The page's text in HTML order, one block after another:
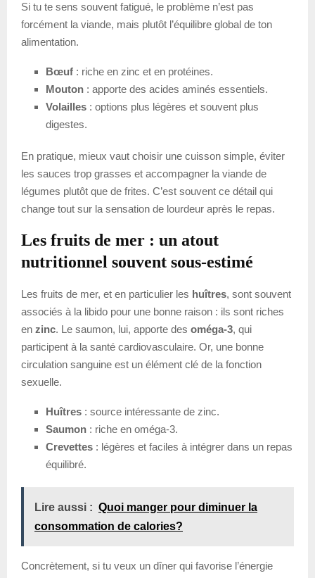
Si tu te sens souvent fatigué, le problème n’est pas
forcément la viande, mais plutôt l’équilibre global de ton
alimentation.
Bœuf : riche en zinc et en protéines.
Mouton : apporte des acides aminés essentiels.
Volailles : options plus légères et souvent plus
digestes.
En pratique, mieux vaut choisir une cuisson simple, éviter
les sauces trop grasses et accompagner la viande de
légumes plutôt que de frites. C’est souvent ce détail qui
change tout sur la sensation de lourdeur après le repas.
Les fruits de mer : un atout
nutritionnel souvent sous-estimé
Les fruits de mer, et en particulier les huîtres, sont souvent
associés à la libido pour une bonne raison : ils sont riches
en zinc. Le saumon, lui, apporte des oméga-3, qui
participent à la santé cardiovasculaire. Or, une bonne
circulation sanguine est un élément clé de la fonction
sexuelle.
Huîtres : source intéressante de zinc.
Saumon : riche en oméga-3.
Crevettes : légères et faciles à intégrer dans un repas
équilibré.
Lire aussi : Quoi manger pour diminuer la
consommation de calories?
Concrètement, si tu veux un dîner qui favorise l’énergie